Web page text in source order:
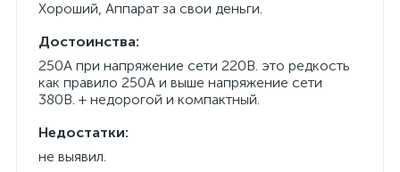
Хороший, Аппарат за свои деньги.
Достоинства:
250А при напряжение сети 220В. это редкость
как правило 250А и выше напряжение сети
380В. + недорогой и компактный.
Недостатки:
не выявил.